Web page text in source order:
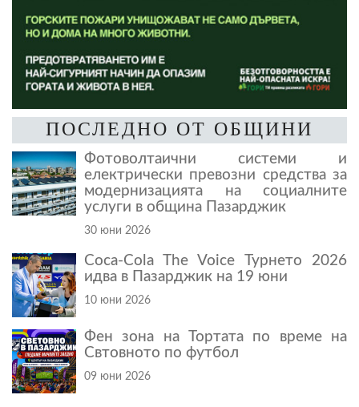
ПОСЛЕДНО ОТ ОБЩИНИ
Фотоволтаични системи и
електрически превозни средства за
модернизацията на социалните
услуги в община Пазарджик
30 юни 2026
Coca-Cola The Voice Турнето 2026
идва в Пазарджик на 19 юни
10 юни 2026
Фен зона на Тортата по време на
Свтовното по футбол
09 юни 2026